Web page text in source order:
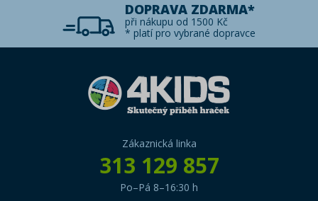
DOPRAVA ZDARMA*
při nákupu od 1500 Kč
* platí pro vybrané dopravce
Zákaznická linka
313 129 857
Po–Pá 8–16:30 h